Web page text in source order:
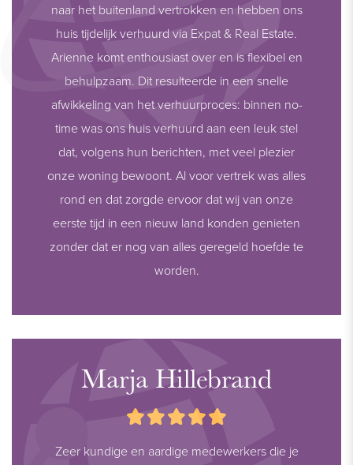
naar het buitenland vertrokken en hebben ons
huis tijdelijk verhuurd via Expat & Real Estate.
Arienne komt enthousiast over en is flexibel en
behulpzaam. Dit resulteerde in een snelle
afwikkeling van het verhuurproces: binnen no-
time was ons huis verhuurd aan een leuk stel
dat, volgens hun berichten, met veel plezier
onze woning bewoont. Al voor vertrek was alles
rond en dat zorgde ervoor dat wij van onze
eerste tijd in een nieuw land konden genieten
zonder dat er nog van alles geregeld hoefde te
worden.
Marja Hillebrand
Zeer kundige en aardige medewerkers die je